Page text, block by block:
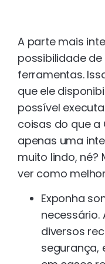
A parte mais
possibilidade
ferramentas.
que ele
possível
coisas do que a
apenas uma
muito lindo, né?
ver como
Exponha
necessário.
diversos
segurança,